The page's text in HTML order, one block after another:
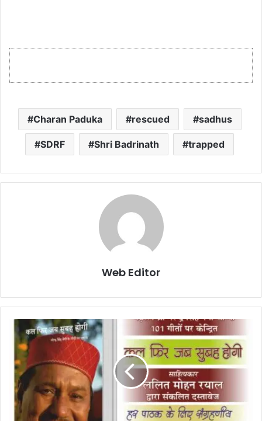
Charan Paduka rescued sadhus
SDRF Shri Badrinath trapped
Web Editor